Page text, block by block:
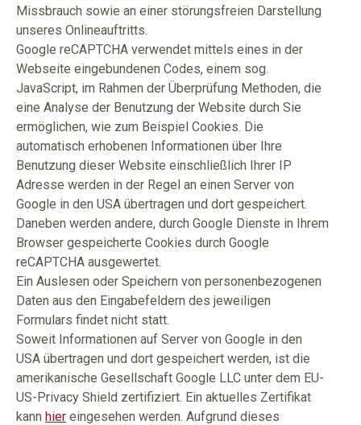
Missbrauch sowie an einer störungsfreien Darstellung
unseres Onlineauftritts.
Google reCAPTCHA verwendet mittels eines in der
Webseite eingebundenen Codes, einem sog.
JavaScript, im Rahmen der Überprüfung Methoden, die
eine Analyse der Benutzung der Website durch Sie
ermöglichen, wie zum Beispiel Cookies. Die
automatisch erhobenen Informationen über Ihre
Benutzung dieser Website einschließlich Ihrer IP
Adresse werden in der Regel an einen Server von
Google in den USA übertragen und dort gespeichert.
Daneben werden andere, durch Google Dienste in Ihrem
Browser gespeicherte Cookies durch Google
reCAPTCHA ausgewertet.
Ein Auslesen oder Speichern von personenbezogenen
Daten aus den Eingabefeldern des jeweiligen
Formulars findet nicht statt.
Soweit Informationen auf Server von Google in den
USA übertragen und dort gespeichert werden, ist die
amerikanische Gesellschaft Google LLC unter dem EU-
US-Privacy Shield zertifiziert. Ein aktuelles Zertifikat
kann hier eingesehen werden. Aufgrund dieses